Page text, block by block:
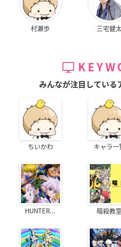
村瀬歩 三宅健
みんなが注目している
ちいかわ キャラ一
HUNTER... 暗殺教室